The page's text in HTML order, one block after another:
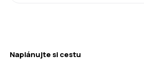
Naplánujte si cestu